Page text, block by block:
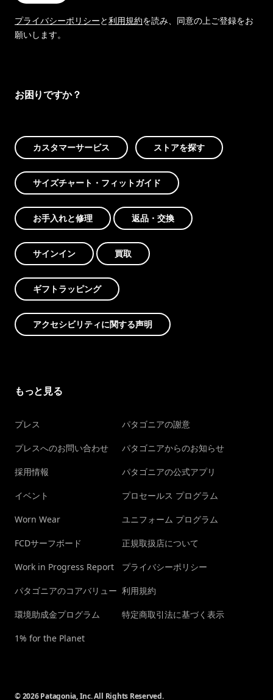
プライバシーポリシーと利用規約を読み、同意の上ご登録をお
願いします。
お困りですか？
カスタマーサービス ストアを探す
サイズチャート・フィットガイド
お手入れと修理 返品・交換
サインイン 買取
ギフトラッピング
アクセシビリティに関する声明
もっと見る
プレス
プレスへのお問い合わせ
採用情報
イベント
Worn Wear
FCDサーフボード
Work in Progress Report
パタゴニアのコアバリュー
環境助成金プログラム
1% for the Planet
パタゴニアの謝意
パタゴニアからのお知らせ
パタゴニアの公式アプリ
プロセールス プログラム
ユニフォーム プログラム
正規取扱店について
プライバシーポリシー
利用規約
特定商取引法に基づく表示
© 2026 Patagonia, Inc. All Rights Reserved.